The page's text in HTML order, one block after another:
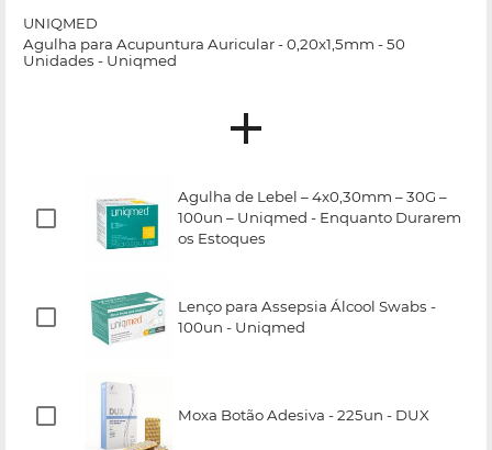
UNIQMED
Agulha para Acupuntura Auricular - 0,20x1,5mm - 50
Unidades - Uniqmed
Agulha de Lebel – 4x0,30mm – 30G –
100un – Uniqmed - Enquanto Durarem
os Estoques
Lenço para Assepsia Álcool Swabs -
100un - Uniqmed
Moxa Botão Adesiva - 225un - DUX